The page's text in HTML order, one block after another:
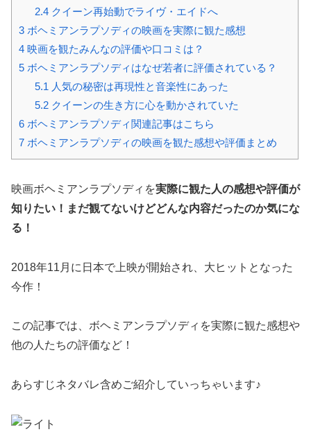
2.4クイーン再始動でライヴ・エイドへ
3 ボヘミアンラプソディの映画を実際に観た感想
4 映画を観たみんなの評価や口コミは？
5 ボヘミアンラプソディはなぜ若者に評価されている？
5.1 人気の秘密は再現性と音楽性にあった
5.2クイーンの生き方に心を動かされていた
6 ボヘミアンラプソディ関連記事はこちら
7 ボヘミアンラプソディの映画を観た感想や評価まとめ
映画ボヘミアンラプソディを実際に観た人の感想や評価が
知りたい！まだ観てないけどどんな内容だったのか気にな
る！
2018年11月に日本で上映が開始され、大ヒットとなった
今作！
この記事では、ボヘミアンラプソディを実際に観た感想や
他の人たちの評価など！
あらすじネタバレ含めご紹介していっちゃいます♪